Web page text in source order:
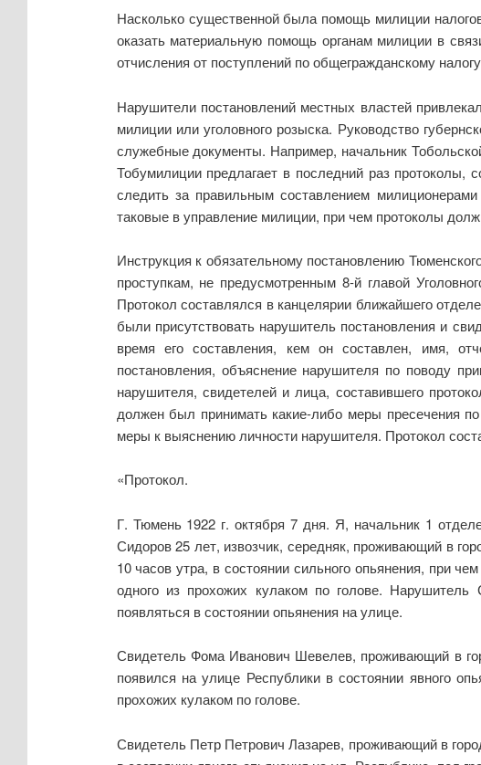
Насколько существенной была помощь милиции
оказать материальную помощь органам милиции в
отчисления от поступлений по общегражданскому
Нарушители постановлений местных властей
милиции или уголовного розыска. Руководство
служебные документы. Например, начальник
Тобумилиции предлагает в последний раз протоколы,
следить за правильным составлением
таковые в управление милиции, при чем протоколы
Инструкция к обязательному постановлению
проступкам, не предусмотренным 8-й главой
Протокол составлялся в канцелярии ближайшего
были присутствовать нарушитель постановления и
время его составления, кем он составлен, имя,
постановления, объяснение нарушителя по поводу
нарушителя, свидетелей и лица, составившего
должен был принимать какие-либо меры пресечения
меры к выяснению личности нарушителя. Протокол
«Протокол.
Г. Тюмень 1922 г. октября 7 дня. Я, начальник 1
Сидоров 25 лет, извозчик, середняк, проживающий в
10 часов утра, в состоянии сильного опьянения, при
одного из прохожих кулаком по голове.
появляться в состоянии опьянения на улице.
Свидетель Фома Иванович Шевелев, проживающий в
появился на улице Республики в состоянии явного
прохожих кулаком по голове.
Свидетель Петр Петрович Лазарев, проживающий в